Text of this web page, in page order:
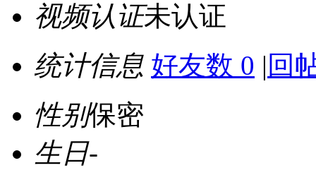
视频认证未认证
统计信息 好友数 0 | 回
性别保密
生日-